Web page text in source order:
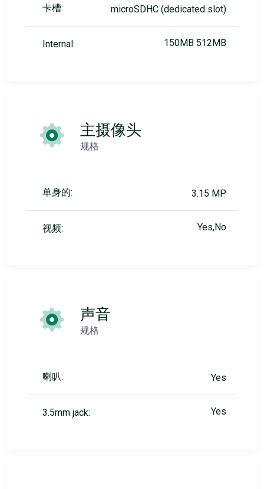
卡槽: microSDHC (dedicated slot)
Internal: 150MB 512MB
主摄像头
规格
单身的: 3.15 MP
视频: Yes,No
声音
规格
喇叭: Yes
3.5mm jack: Yes